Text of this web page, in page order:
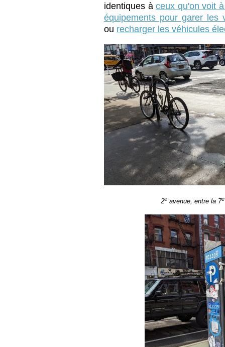
identiques àceux qu'on voit
équipements pour garer les
ou recharger les véhicules
2eavenue, entre la 7e